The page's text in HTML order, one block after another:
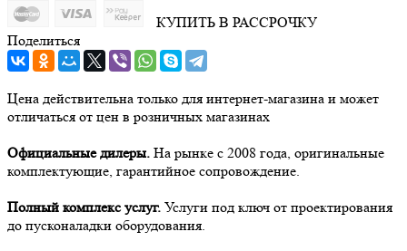
КУПИТЬ В РАССРОЧКУ
Поделиться
Цена действительна только для интернет-магазина и может
отличаться от цен в розничных магазинах
Официальные дилеры. На рынке с 2008 года, оригинальные
комплектующие, гарантийное сопровождение.
Полный комплекс услуг. Услуги под ключ от проектирования
до пусконаладки оборудования.